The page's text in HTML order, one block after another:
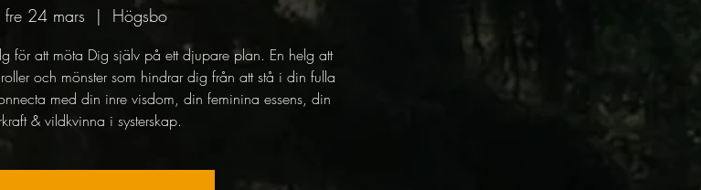
fre 24 mars
  |
Högsbo
för att möta Dig själv på ett djupare plan. En helg att
och mönster som hindrar dig från att stå i din fulla
med din inre visdom, din feminina essens, din
& vildkvinna i systerskap.